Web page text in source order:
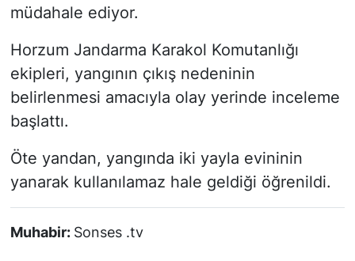
müdahale ediyor.
Horzum Jandarma Karakol Komutanlığı
ekipleri, yangının çıkış nedeninin
belirlenmesi amacıyla olay yerinde inceleme
başlattı.
Öte yandan, yangında iki yayla evininin
yanarak kullanılamaz hale geldiği öğrenildi.
Muhabir: Sonses .tv